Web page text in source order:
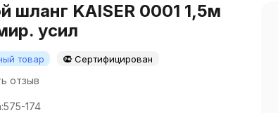
шланг KAISER 0001 1,5м
усил
товар Сертифицирован
отзыв
575-174